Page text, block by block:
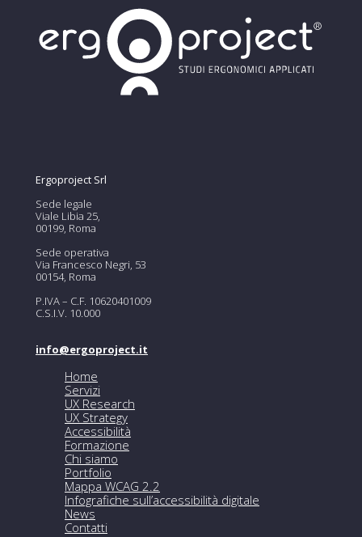
Ergoproject Srl
Sede legale
Viale Libia 25,
00199, Roma
Sede operativa
Via Francesco Negri, 53
00154, Roma
P.IVA – C.F. 10620401009
C.S.I.V. 10.000
info@ergoproject.it
Home
Servizi
UX Research
UX Strategy
Accessibilità
Formazione
Chi siamo
Portfolio
Mappa WCAG 2.2
Infografiche sull’accessibilità digitale
News
Contatti